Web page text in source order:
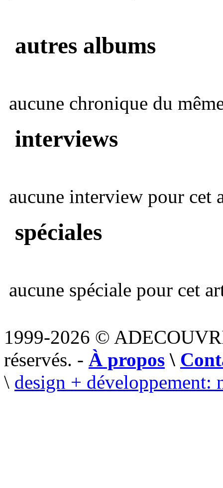
autres albums
aucune chronique du
interviews
aucune interview pour cet
spéciales
aucune spéciale pour cet
1999-2026 ©
réservés. - À propos \
\ design + développement: